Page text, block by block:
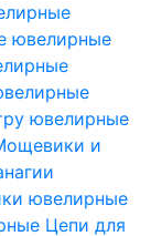
ювелирные
ювелирные
и
ювелирные
Цепи для